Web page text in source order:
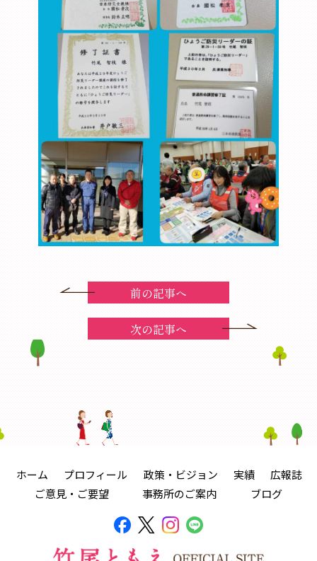
前の記事へ
次の記事へ
ホーム プロフィール 政策・ビジョン 実績
広報誌
ご意見・ご要望
事務所のご案内 ブログ